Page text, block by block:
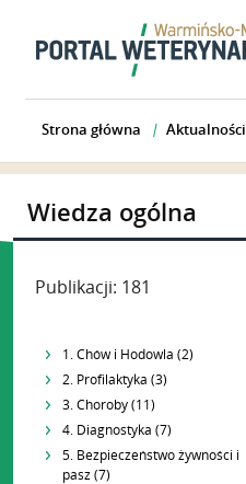
Strona główna Aktualności
Wiedza ogólna
Publikacji: 181
1. Chów i Hodowla (2)
2. Profilaktyka (3)
3. Choroby (11)
4. Diagnostyka (7)
5. Bezpieczeństwo żywności i
pasz (7)